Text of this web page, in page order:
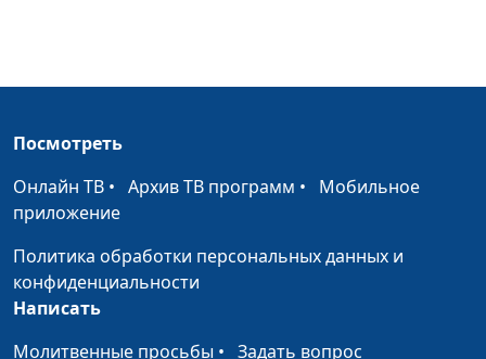
ПОТОП
Синицына Юлия,
ГРЕХОПАДЕНИЕ
Синицына Юлия,
СОТВОРЕНИЕ ЧЕЛОВЕКА
Гончар Павел
Посмотреть
Онлайн ТВ • Архив ТВ программ • Мобильное
приложение
Политика обработки персональных данных и
конфиденциальности
Написать
Молитвенные просьбы • Задать вопрос